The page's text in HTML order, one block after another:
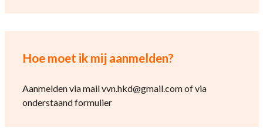
Hoe moet ik mij aanmelden?
Aanmelden via mail vvn.hkd@gmail.com of via
onderstaand formulier